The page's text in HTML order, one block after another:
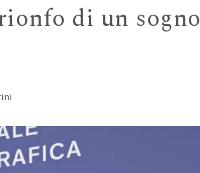
di un sogno